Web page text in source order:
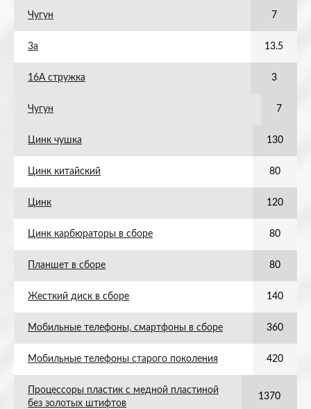
Чугун 7
3а 13.5
16А стружка 3
Чугун 7
Цинк чушка 130
Цинк китайский 80
Цинк 120
Цинк карбюраторы в сборе 80
Планшет в сборе 80
Жесткий диск в сборе 140
Мобильные телефоны, смартфоны в сборе 360
Мобильные телефоны старого поколения 420
Процессоры пластик с медной пластиной
без золотых штифтов
1370